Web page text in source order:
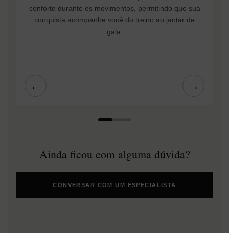
←
conforto durante os movimentos, permitindo que sua
conquista acompanhe você do treino ao jantar de
gala.
→
Ainda ficou com alguma dúvida?
CONVERSAR COM UM ESPECIALISTA